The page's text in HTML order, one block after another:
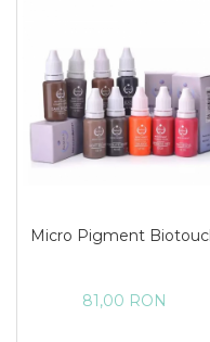
Micro Pigment
81,00 RON